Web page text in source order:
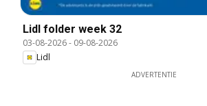
Lidl folder week 32
03-08-2026- 09-08-2026
Lidl
ADVERTENTIE